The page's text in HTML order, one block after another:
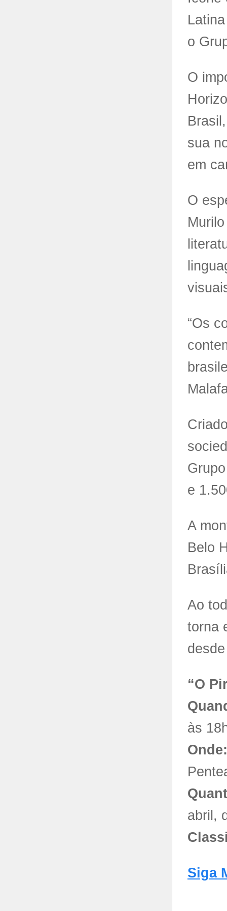
o
O
sua
em
O
“Os
e
A
Belo
Ao
torna
“O
às
Onde:
abril,
Siga